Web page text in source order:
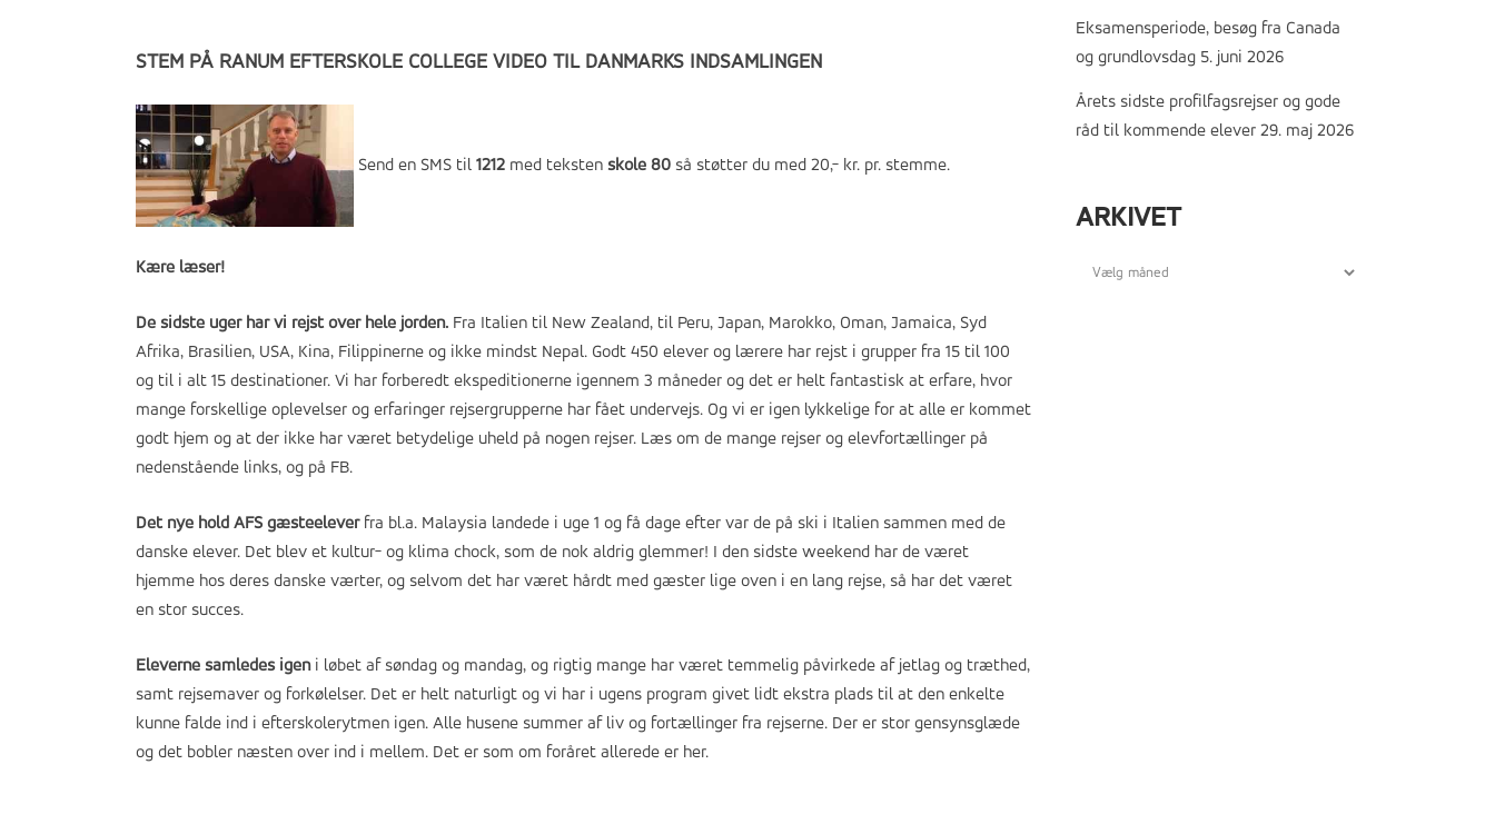
STEM PÅ RANUM EFTERSKOLE COLLEGE VIDEO TIL DANMARKS INDSAMLINGEN
Send en SMS til 1212 med teksten skole 80 så støtter du med 20,- kr. pr. stemme.
Kære læser!
De sidste uger har vi rejst over hele jorden. Fra Italien til New Zealand, til Peru, Japan, Marokko, Oman, Jamaica, Syd
Afrika, Brasilien, USA, Kina, Filippinerne og ikke mindst Nepal. Godt 450 elever og lærere har rejst i grupper fra 15 til 100
og til i alt 15 destinationer. Vi har forberedt ekspeditionerne igennem 3 måneder og det er helt fantastisk at erfare, hvor
mange forskellige oplevelser og erfaringer rejsergrupperne har fået undervejs. Og vi er igen lykkelige for at alle er kommet
godt hjem og at der ikke har været betydelige uheld på nogen rejser. Læs om de mange rejser og elevfortællinger på
nedenstående links, og på FB.
Det nye hold AFS gæsteeleverfra bl.a. Malaysia landede i uge 1 og få dage efter var de på ski i Italien sammen med de
danske elever. Det blev et kultur- og klima chock, som de nok aldrig glemmer! I den sidste weekend har de været
hjemme hos deres danske værter, og selvom det har været hårdt med gæster lige oven i en lang rejse, så har det været
en stor succes.
Eleverne samledes igeni løbet af søndag og mandag, og rigtig mange har været temmelig påvirkede af jetlag og træthed,
samt rejsemaver og forkølelser. Det er helt naturligt og vi har i ugens program givet lidt ekstra plads til at den enkelte
kunne falde ind i efterskolerytmen igen. Alle husene summer af liv og fortællinger fra rejserne. Der er stor gensynsglæde
og det bobler næsten over ind i mellem. Det er som om foråret allerede er her.
Eksamensperiode, besøg fra Canada
og grundlovsdag 5. juni 2026
Årets sidste profilfagsrejser og gode
råd til kommende elever 29. maj 2026
ARKIVET
Arkivet